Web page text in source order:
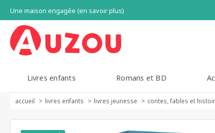
Une maison engagée (en savoir plus)
Livres enfants Romans et BD
accueil livres enfants livres jeunesse contes, fables et